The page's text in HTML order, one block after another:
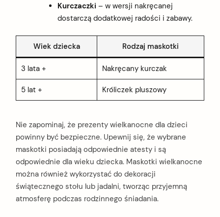
Kurczaczki – w wersji nakręcanej
dostarczą dodatkowej radości i zabawy.
Wiek dziecka Rodzaj maskotki
3 lata + Nakręcany kurczak
5 lat + Króliczek pluszowy
Nie zapominaj, że prezenty wielkanocne dla dzieci
powinny być bezpieczne. Upewnij się, że wybrane
maskotki posiadają odpowiednie atesty i są
odpowiednie dla wieku dziecka. Maskotki wielkanocne
można również wykorzystać do dekoracji
świątecznego stołu lub jadalni, tworząc przyjemną
atmosferę podczas rodzinnego śniadania.